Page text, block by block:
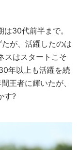
30代前半まで。
が、活躍したのは
スはスタートこそ
年以上も活躍を続
王者に輝いたが、
す?